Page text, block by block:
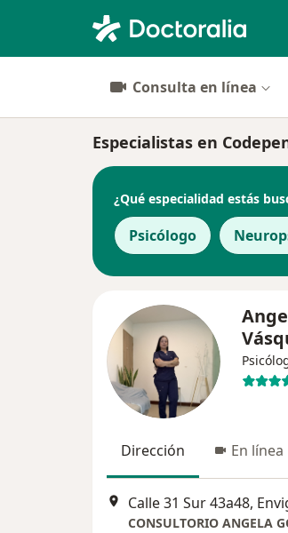
Consulta en línea
Especialistas en
¿Qué especialidad estás
Psicólogo
Dirección En línea
Calle 31 Sur 43a48,
CONSULTORIO ANGELA